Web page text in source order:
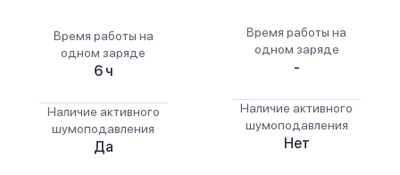
Время работы на
одном заряде
6 ч
Наличие активного
шумоподавления
Да
Время работы на
одном заряде
-
Наличие активного
шумоподавления
Нет